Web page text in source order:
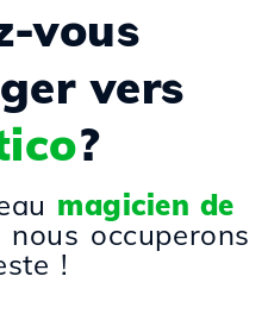
vous
vers
?
magicien de
occuperons
!